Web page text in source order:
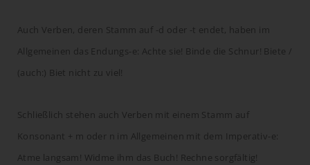
Auch Verben, deren Stamm auf -d oder -t endet, haben im
Allgemeinen das Endungs-e: Achte sie! Binde die Schnur! Biete /
(auch:) Biet nicht zu viel!
Schließlich stehen auch Verben mit einem Stamm auf
Konsonant + m oder n im Allgemeinen mit dem Imperativ-e:
Atme langsam! Widme ihm das Buch! Rechne sorgfältig!